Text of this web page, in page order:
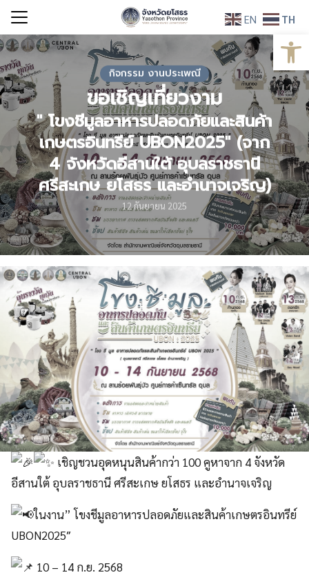
Skip
content
Search
for:
กิจกรรม งานประเพณี
ขอเชิญเที่ยวงาม
​" โขงชีมูลอาหารปลอดภัยและสินค้า
เกษตรอินทรีย์ UBON​2025" (​จาก​
4​ จังหวัด​อีสานใต้​ อุบลราชธานี​
ศรีสะเกษ​ ยโสธร​ และ​อำนาจ​เจริญ​)
12 กันยายน 2025
เชิญชวนอุดหนุนสินค้า​กว่า​ 100​ ​คูหา​จาก​ 4​ จังหวัด​
อีสานใต้​ อุบลราชธานี​ ศรีสะเกษ​ ยโสธร​ และ​อำนาจ​เจริญ​
ในงาน​” โขงชีมูลอาหารปลอดภัยและสินค้าเกษตรอินทรีย์
UBON​2025″
10 – 14 ก.ย. 2568
EN TH